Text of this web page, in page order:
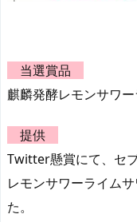
当選賞品
麒麟発酵レモンサワ
提供
Twitter懸賞にて、セ
レモンサワーライム
た。